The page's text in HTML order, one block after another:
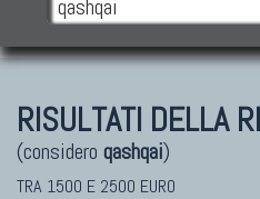
RISULTATI DELLA
(considero qashqai)
TRA 1500 E 2500 EURO